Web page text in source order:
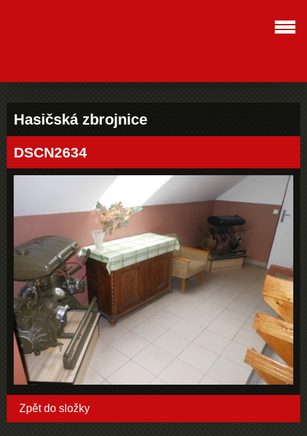
Hasičská zbrojnice
DSCN2634
Zpět do složky